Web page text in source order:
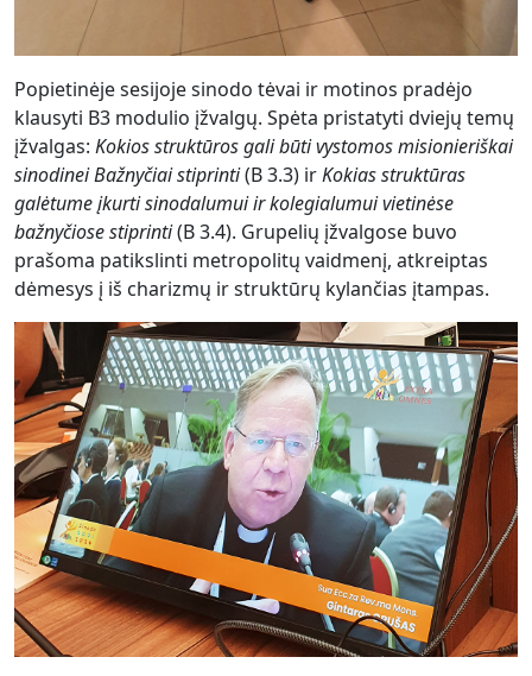
Popietinėje sesijoje sinodo tėvai ir motinos pradėjo
klausyti B3 modulio įžvalgų. Spėta pristatyti dviejų temų
įžvalgas: Kokios struktūros gali būti vystomos misionieriškai
sinodinei Bažnyčiai stiprinti(B 3.3) irKokias struktūras
galėtume įkurti sinodalumui ir kolegialumui vietinėse
bažnyčiose stiprinti(B 3.4). Grupelių įžvalgose buvo
prašoma patikslinti metropolitų vaidmenį, atkreiptas
dėmesys į iš charizmų ir struktūrų kylančias įtampas.